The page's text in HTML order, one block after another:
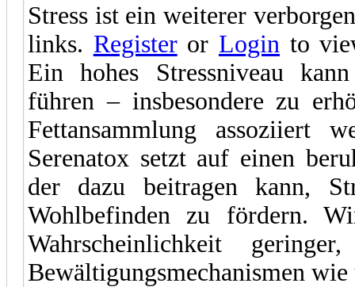
Stress ist ein weiterer
links. Registeror Login to
Ein hohes Stressniveau
führen – insbesondere zu
Fettansammlung assoziiert
Serenatox setzt auf einen
der dazu beitragen kann,
Wohlbefinden zu fördern.
Wahrscheinlichkeit
Bewältigungsmechanismen